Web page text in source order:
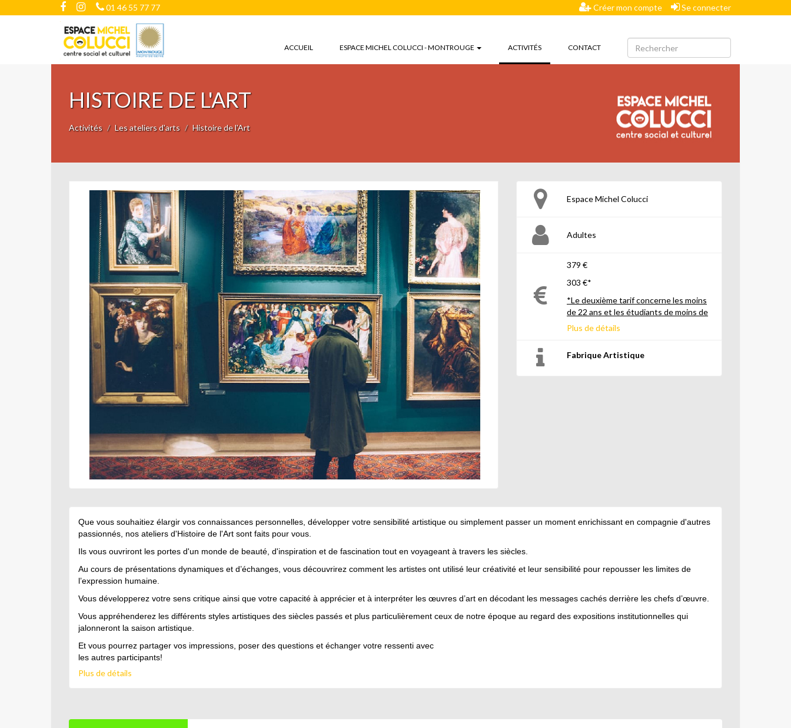
01 46 55 77 77 Créer mon compte Se connecter
ACCUEIL ESPACE MICHEL COLUCCI - MONTROUGE ACTIVITÉS(CURRENT)CONTACT
HISTOIRE DE L'ART
Activités Les ateliers d'arts Histoire de l'Art
Espace Michel Colucci
Adultes
379 €
303 €*
*Le deuxième tarif concerne les moins
de 22 ans et les étudiants de moins de
26 ans
Plus de détails
Fabrique Artistique
Que vous souhaitiez élargir vos connaissances personnelles, développer votre sensibilité artistique ou simplement passer un moment enrichissant en compagnie d'autres
passionnés, nos ateliers d'Histoire de l'Art sont faits pour vous.
Ils vous ouvriront les portes d'un monde de beauté, d'inspiration et de fascination tout en voyageant à travers les siècles.
Au cours de présentations dynamiques et d’échanges, vous découvrirez comment les artistes ont utilisé leur créativité et leur sensibilité pour repousser les limites de
l’expression humaine.
Vous développerez votre sens critique ainsi que votre capacité à apprécier et à interpréter les œuvres d’art en décodant les messages cachés derrière les chefs d’œuvre.
Vous appréhenderez les différents styles artistiques des siècles passés et plus particulièrement ceux de notre époque au regard des expositions institutionnelles qui
jalonneront la saison artistique.
Et vous pourrez partager vos impressions, poser des questions et échanger votre ressenti avec
les autres participants!
Plus de détails